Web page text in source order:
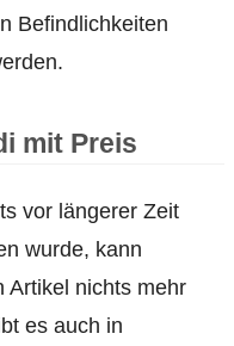
Befindlichkeiten
mit Preis
vor längerer Zeit
wurde, kann
Artikel nichts mehr
es auch in